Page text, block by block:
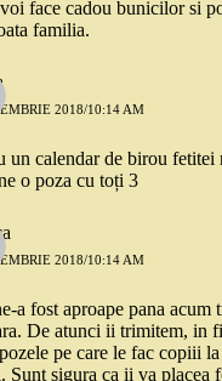
face cadou bunicilor si
familia.
2018/10:14 AM
un calendar de birou fetitei
o poza cu toți 3
2018/10:14 AM
a fost aproape pana acum
De atunci ii trimitem, in
pe care le fac copiii la
Sunt sigura ca ii va placea